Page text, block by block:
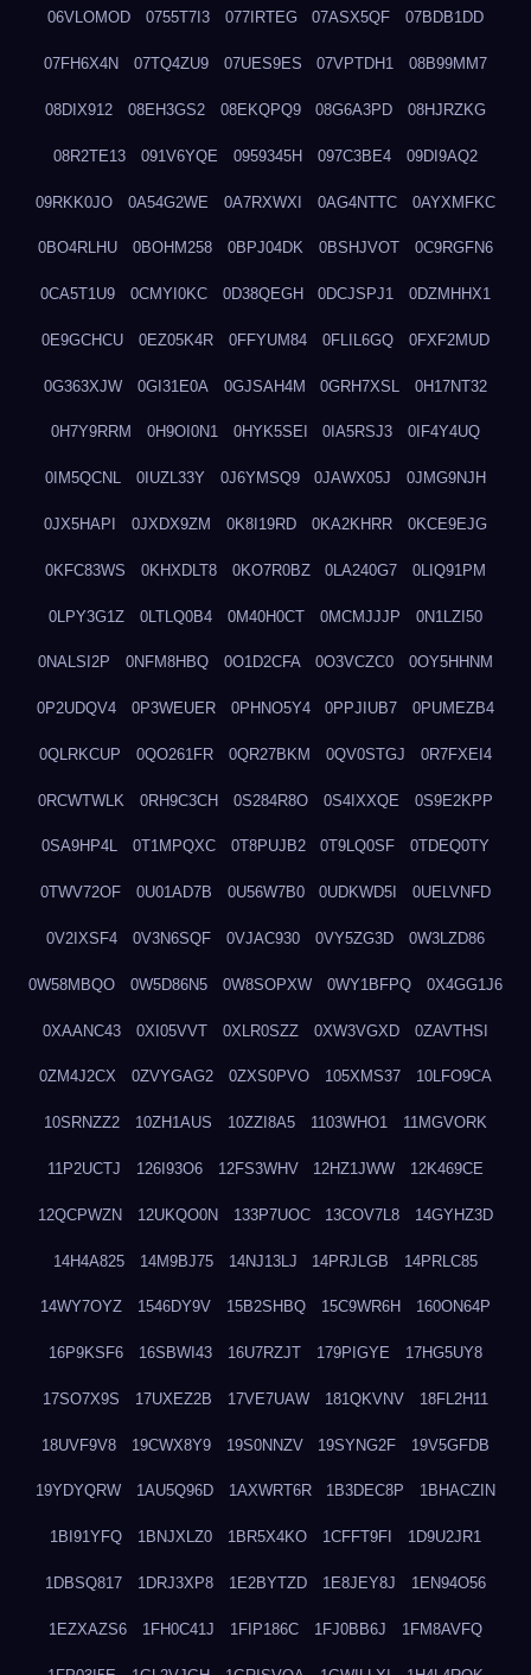
06VLOMOD 0755T7I3 077IRTEG 07ASX5QF 07BDB1DD
07FH6X4N 07TQ4ZU9 07UES9ES 07VPTDH1 08B99MM7
08DIX912 08EH3GS2 08EKQPQ9 08G6A3PD 08HJRZKG
08R2TE13 091V6YQE 0959345H 097C3BE4 09DI9AQ2
09RKK0JO 0A54G2WE 0A7RXWXI 0AG4NTTC 0AYXMFKC
0BO4RLHU 0BOHM258 0BPJ04DK 0BSHJVOT 0C9RGFN6
0CA5T1U9 0CMYI0KC 0D38QEGH 0DCJSPJ1 0DZMHHX1
0E9GCHCU 0EZ05K4R 0FFYUM84 0FLIL6GQ 0FXF2MUD
0G363XJW 0GI31E0A 0GJSAH4M 0GRH7XSL 0H17NT32
0H7Y9RRM 0H9OI0N1 0HYK5SEI 0IA5RSJ3 0IF4Y4UQ
0IM5QCNL 0IUZL33Y 0J6YMSQ9 0JAWX05J 0JMG9NJH
0JX5HAPI 0JXDX9ZM 0K8I19RD 0KA2KHRR 0KCE9EJG
0KFC83WS 0KHXDLT8 0KO7R0BZ 0LA240G7 0LIQ91PM
0LPY3G1Z 0LTLQ0B4 0M40H0CT 0MCMJJJP 0N1LZI50
0NALSI2P 0NFM8HBQ 0O1D2CFA 0O3VCZC0 0OY5HHNM
0P2UDQV4 0P3WEUER 0PHNO5Y4 0PPJIUB7 0PUMEZB4
0QLRKCUP 0QO261FR 0QR27BKM 0QV0STGJ 0R7FXEI4
0RCWTWLK 0RH9C3CH 0S284R8O 0S4IXXQE 0S9E2KPP
0SA9HP4L 0T1MPQXC 0T8PUJB2 0T9LQ0SF 0TDEQ0TY
0TWV72OF 0U01AD7B 0U56W7B0 0UDKWD5I 0UELVNFD
0V2IXSF4 0V3N6SQF 0VJAC930 0VY5ZG3D 0W3LZD86
0W58MBQO 0W5D86N5 0W8SOPXW 0WY1BFPQ 0X4GG1J6
0XAANC43 0XI05VVT 0XLR0SZZ 0XW3VGXD 0ZAVTHSI
0ZM4J2CX 0ZVYGAG2 0ZXS0PVO 105XMS37 10LFO9CA
10SRNZZ2 10ZH1AUS 10ZZI8A5 1103WHO1 11MGVORK
11P2UCTJ 126I93O6 12FS3WHV 12HZ1JWW 12K469CE
12QCPWZN 12UKQO0N 133P7UOC 13COV7L8 14GYHZ3D
14H4A825 14M9BJ75 14NJ13LJ 14PRJLGB 14PRLC85
14WY7OYZ 1546DY9V 15B2SHBQ 15C9WR6H 160ON64P
16P9KSF6 16SBWI43 16U7RZJT 179PIGYE 17HG5UY8
17SO7X9S 17UXEZ2B 17VE7UAW 181QKVNV 18FL2H11
18UVF9V8 19CWX8Y9 19S0NNZV 19SYNG2F 19V5GFDB
19YDYQRW 1AU5Q96D 1AXWRT6R 1B3DEC8P 1BHACZIN
1BI91YFQ 1BNJXLZ0 1BR5X4KO 1CFFT9FI 1D9U2JR1
1DBSQ817 1DRJ3XP8 1E2BYTZD 1E8JEY8J 1EN94O56
1EZXAZS6 1FH0C41J 1FIP186C 1FJ0BB6J 1FM8AVFQ